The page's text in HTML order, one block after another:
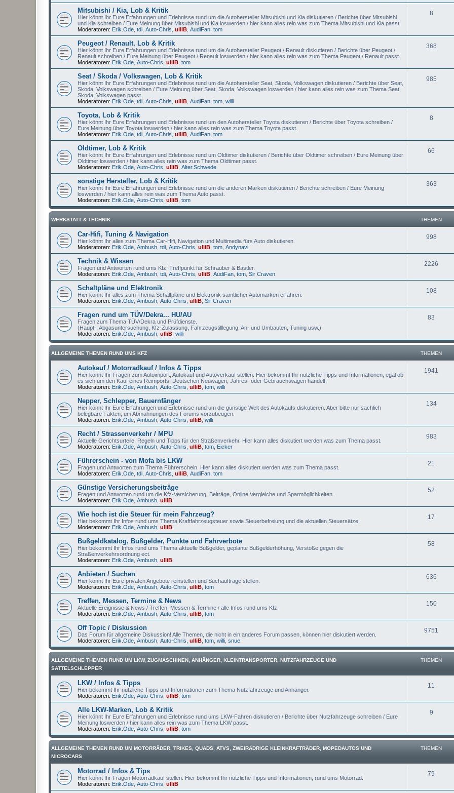
Mitsubishi / Kia, Lob & Kritik
Hier könnt Ihr Eure Erfahrungen und Erlebnisse rund um die Autohersteller Mitsubishi und Kia diskutieren / Berichte über Mitsubishi
und Kia schreiben / Eure Meinung über Mitsubishi und Kia loswerden / hier kann alles rein was zum Thema Mitsubishi und Kia passt.
Moderatoren: Erik.Ode tdi Auto-Chris ulliB AudiFan tom
8
Peugeot / Renault, Lob & Kritik
Hier könnt Ihr Eure Erfahrungen und Erlebnisse rund um die Autohersteller Peugeot / Renault diskutieren / Berichte über Peugeot /
Renault schreiben / Eure Meinung über Peugeot / Renault loswerden / hier kann alles rein was zum Thema Peugeot / Renault passt.
Moderatoren: Erik.Ode Auto-Chris ulliB tom
368
Seat / Skoda / Volkswagen, Lob & Kritik
Hier könnt Ihr Eure Erfahrungen und Erlebnisse rund um die Autohersteller Seat, Skoda, Volkswagen diskutieren / Berichte über Seat,
Skoda, Volkswagen schreiben / Eure Meinung über Seat, Skoda, Volkswagen loswerden / hier kann alles rein was zum Thema Seat,
Skoda, Volkswagen passt.
Moderatoren: Erik.Ode tdi Auto-Chris ulliB AudiFan tom willi
985
Toyota, Lob & Kritik
Hier könnt Ihr Eure Erfahrungen und Erlebnisse rund um den Autohersteller Toyota diskutieren / Berichte über Toyota schreiben /
Eure Meinung über Toyota loswerden / hier kann alles rein was zum Thema Toyota passt.
Moderatoren: Erik.Ode tdi Auto-Chris ulliB AudiFan tom
8
Oldtimer, Lob & Kritik
Hier könnt Ihr Eure Erfahrungen und Erlebnisse rund um Oldtimer diskutieren / Berichte über Oldtimer schreiben / Eure Meinung über
Oldtimer loswerden / hier kann alles rein was zum Thema Oldtimer passt.
Moderatoren: Erik.Ode Auto-Chris ulliB Alter.Schwede
66
sonstige Hersteller, Lob & Kritik
Hier könnt Ihr Eure Erfahrungen und Erlebnisse rund um die anderen Marken diskutieren / Berichte schreiben / Eure Meinung
loswerden / hier kann alles rein was zum Thema Auto passt.
Moderatoren: Erik.Ode Auto-Chris ulliB tom
363
WERKSTATT & TECHNIK THEMEN
Car-Hifi, Tuning & Navigation
Hier könnt Ihr alles zum Thema Car-Hifi, Navigation und Multimedia fürs Auto diskutieren.
Moderatoren: Erik.Ode Ambush tdi Auto-Chris ulliB tom Andynavi
998
Technik & Wissen
Fragen und Antworten rund ums Kfz, Treffpunkt für Schrauber & Bastler.
Moderatoren: Erik.Ode Ambush tdi Auto-Chris ulliB AudiFan tom Sir Craven
2226
Schaltpläne und Elektronik
Hier könnt Ihr alles zum Thema Schaltpläne und Elektronik sämtlicher Automarken erfahren.
Moderatoren: Erik.Ode Ambush Auto-Chris ulliB Sir Craven
108
Fragen rund um TÜV/Dekra... HU/AU
Fragen zum Thema TÜV/Dekra und Prüfdienste.
(Haupt-, Abgasuntersuchung, Kfz-Zulassung, Fahrzeugstilllegung, An- und Umbauten, Tuning usw.)
Moderatoren: Erik.Ode Ambush ulliB willi
83
ALLGEMEINE THEMEN RUND UMS KFZ THEMEN
Autokauf / Motorradkauf / Infos & Tipps
Hier könnt Ihr Fragen zum Autoimport, Autokauf und Autoverkauf stellen. Hier bekommt Ihr nützliche Tipps und Informationen, egal ob
es sich um den Kauf eines Reimports, Deutschen Neuwagen, Jahres- oder Gebrauchtwagen handelt.
Moderatoren: Erik.Ode Ambush Auto-Chris ulliB tom willi
1941
Nepper, Schlepper, Bauernfänger
Hier könnt Ihr Eure Erfahrungen und Erlebnisse rund um die günstige Welt des Autokaufs diskutieren. Aber bitte nur sachlich
belegbare Fakten, um Abmahnungen des Forums vorzubeugen.
Moderatoren: Erik.Ode Ambush Auto-Chris ulliB willi
134
Recht / Strassenverkehr / MPU
Aktuelle Gerichtsurteile, Regeln und Tipps für den Straßenverkehr. Hier kann alles diskutiert werden was zum Thema passt.
Moderatoren: Erik.Ode Ambush Auto-Chris ulliB tom Eicker
983
Führerschein - von Mofa bis LKW
Fragen und Antworten zum Thema Führerschein. Hier kann alles diskutiert werden was zum Thema passt.
Moderatoren: Erik.Ode tdi Auto-Chris ulliB AudiFan tom
21
Günstige Versicherungsbeiträge
Fragen und Antworten rund um die Kfz-Versicherung, Beiträge, Online Vergleiche und Sparmöglichkeiten.
Moderatoren: Erik.Ode Ambush ulliB
52
Wie hoch ist die Steuer für mein Fahrzeug?
Hier bekommt Ihr Infos rund ums Thema Kraftfahrzeugsteuer sowie Steuerbefreiung und die aktuellen Steuersätze.
Moderatoren: Erik.Ode Ambush ulliB
17
Bußgeldkatalog, Bußgelder, Punkte und Fahrverbote
Hier bekommt Ihr Infos rund ums Thema aktuelle Bußgelder, geplante Bußgelderhöhung, Verstöße gegen die
Straßenverkehrsordnung ect.
Moderatoren: Erik.Ode Ambush ulliB
58
Anbieten / Suchen
Hier könnt Ihr Eure privaten Angebote reinstellen und Suchaufträge stellen.
Moderatoren: Erik.Ode Ambush Auto-Chris ulliB tom
636
Treffen, Messen, Termine & News
Aktuelle Ereignisse & News / Treffen, Messen & Termine / alle Infos rund ums Kfz.
Moderatoren: Erik.Ode Ambush Auto-Chris ulliB tom
150
Off Topic / Diskussion
Das Forum für allgemeine Diskussion! Alle Themen, die nicht in ein anderes Forum passen, können hier diskutiert werden.
Moderatoren: Erik.Ode Ambush Auto-Chris ulliB tom willi snue
9751
ALLGEMEINE THEMEN RUND UM LKW, ZUGMASCHINEN, ANHÄNGER, KLEINTRANSPORTER, NUTZFAHRZEUGE UND
SATTELSCHLEPPER
THEMEN
LKW / Infos & Tipps
Hier bekommt Ihr nützliche Tipps und Informationen zum Thema Nutzfahrzeuge und Anhänger.
Moderatoren: Erik.Ode Auto-Chris ulliB tom
11
Alle LKW-Marken, Lob & Kritik
Hier könnt Ihr Eure Erfahrungen und Erlebnisse rund ums LKW-Fahren diskutieren / Berichte über Nutzfahrzeuge schreiben / Eure
Meinung loswerden / hier kann alles rein was zum Thema LKW passt.
Moderatoren: Erik.Ode Auto-Chris ulliB tom
9
ALLGEMEINE THEMEN RUND UM MOTORRÄDER, TRIKES, QUADS, ATVS, ZWEIRÄDRIGE KLEINKRAFTRÄDER, MOPEDAUTOS UND
MICROCARS
THEMEN
Motorrad / Infos & Tips
Hier könnt Ihr Fragen Motorradkauf stellen. Hier bekommt Ihr nützliche Tipps und Informationen, rund ums Motorrad.
Moderatoren: Erik.Ode Auto-Chris ulliB
79